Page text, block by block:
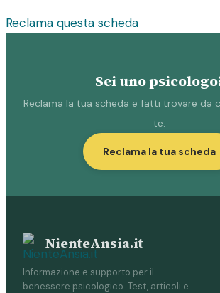
Reclama questa scheda
Sei uno
Reclama la tua scheda e fatti trovare da
te.
Reclama la tua scheda
NienteAnsia.it
Informazione e supporto per il
benessere psicologico. Test, articoli e